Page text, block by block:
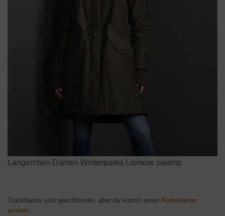
Langerchen Damen Winterparka Lismore swamp
Trackbacks sind geschlossen, aber du kannst einen Kommentar
posten